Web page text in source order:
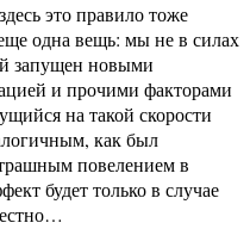
это правило тоже
одна вещь: мы не в силах
запущен новыми
и прочими факторами
на такой скорости
как был
повелением в
будет только в случае